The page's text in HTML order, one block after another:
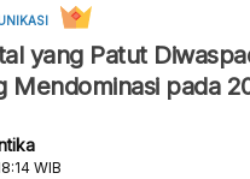
yang Patut
Mendominasi pada
WIB